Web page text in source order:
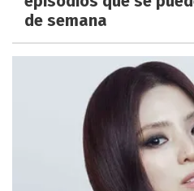
de semana